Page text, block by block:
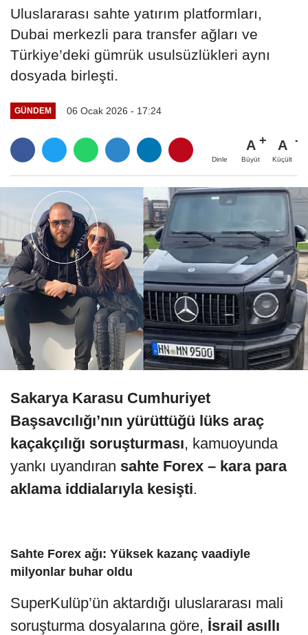
Uluslararası sahte yatırım platformları,
Dubai merkezli para transfer ağları ve
Türkiye’deki gümrük usulsüzlükleri aynı
dosyada birleşti.
GÜNDEM 06 Ocak 2026 - 17:24
Dinle
A
Büyüt
A
Küçült
Sakarya Karasu Cumhuriyet
Başsavcılığı’nın yürüttüğü lüks araç
kaçakçılığı soruşturması, kamuoyunda
yankı uyandıran sahte Forex – kara para
aklama iddialarıyla kesişti.
Sahte Forex ağı: Yüksek kazanç vaadiyle
milyonlar buhar oldu
SuperKulüp’ün aktardığı uluslararası mali
soruşturma dosyalarına göre, İsrail asıllı